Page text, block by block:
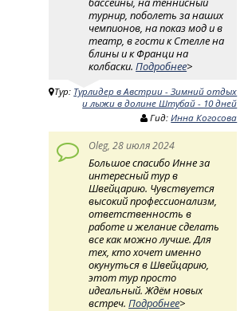
турнир, поболеть за наших
чемпионов, на показ мод и в
театр, в гости к Стелле на
блины и к Франци на
колбаски.Подробнее>
Тур: Турлидер в Австрии - Зимний отдых
и лыжи в долине Штубай - 10 дней
Гид:Инна Когосова
Oleg, 28 июля 2024
Большое спасибо Инне за
интересный тур в
Швейцарию. Чувствуется
высокий профессионализм,
ответственность в
работе и желание сделать
все как можно лучше. Для
тех, кто хочет именно
окунуться в Швейцарию,
этот тур просто
идеальный. Ждём новых
встреч.Подробнее>